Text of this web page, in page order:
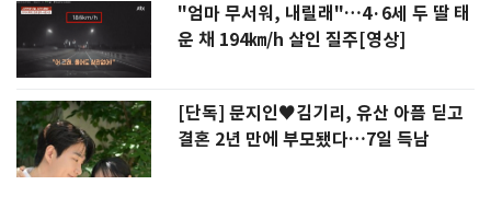
"엄마 무서워, 내릴래"…4·6세 두 딸 태
운 채 194㎞/h 살인 질주[영상]
[단독] 문지인♥김기리, 유산 아픔 딛고
결혼 2년 만에 부모됐다…7일 득남